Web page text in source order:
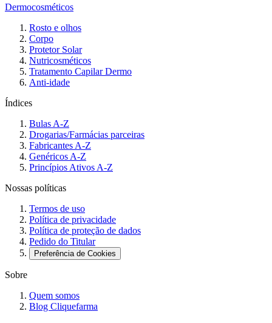
Dermocosméticos
Rosto e olhos
Corpo
Protetor Solar
Nutricosméticos
Tratamento Capilar Dermo
Anti-idade
Índices
Bulas A-Z
Drogarias/Farmácias parceiras
Fabricantes A-Z
Genéricos A-Z
Princípios Ativos A-Z
Nossas políticas
Termos de uso
Política de privacidade
Política de proteção de dados
Pedido do Titular
Preferência de Cookies
Sobre
Quem somos
Blog Cliquefarma